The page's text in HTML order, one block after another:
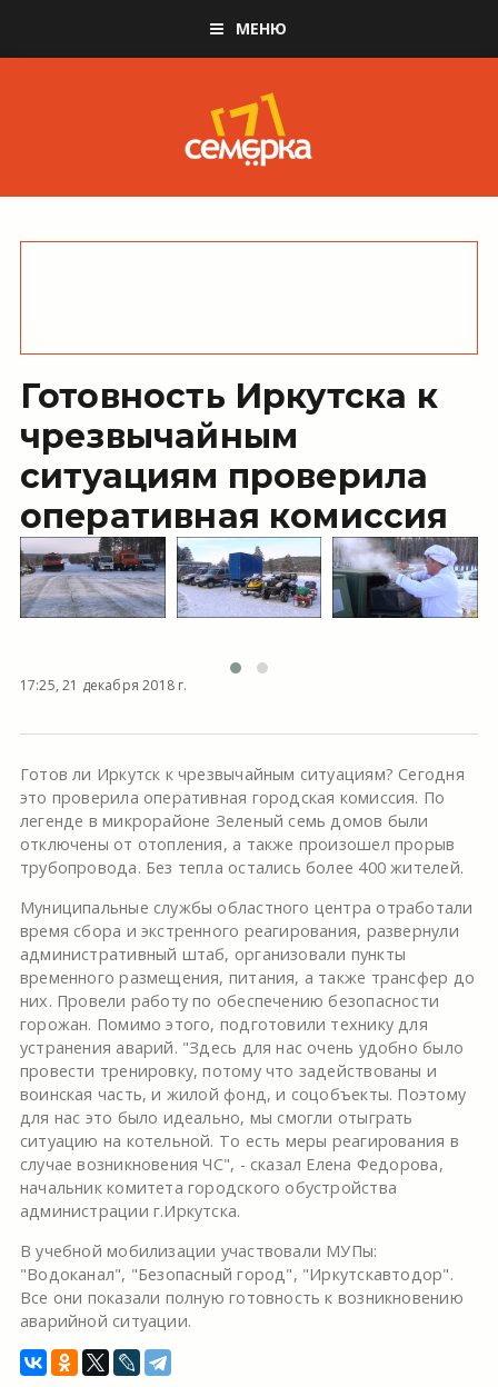
МЕНЮ
Готовность Иркутска к
чрезвычайным
ситуациям проверила
оперативная комиссия
17:25, 21 декабря 2018 г.
Готов ли Иркутск к чрезвычайным ситуациям? Сегодня
это проверила оперативная городская комиссия. По
легенде в микрорайоне Зеленый семь домов были
отключены от отопления, а также произошел прорыв
трубопровода. Без тепла остались более 400 жителей.
Муниципальные службы областного центра отработали
время сбора и экстренного реагирования, развернули
административный штаб, организовали пункты
временного размещения, питания, а также трансфер до
них. Провели работу по обеспечению безопасности
горожан. Помимо этого, подготовили технику для
устранения аварий. "Здесь для нас очень удобно было
провести тренировку, потому что задействованы и
воинская часть, и жилой фонд, и соцобъекты. Поэтому
для нас это было идеально, мы смогли отыграть
ситуацию на котельной. То есть меры реагирования в
случае возникновения ЧС", - сказал Елена Федорова,
начальник комитета городского обустройства
администрации г.Иркутска.
В учебной мобилизации участвовали МУПы:
"Водоканал", "Безопасный город", "Иркутскавтодор".
Все они показали полную готовность к возникновению
аварийной ситуации.